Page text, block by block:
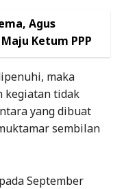
Agus
Ketum PPP
maka
kegiatan tidak
yang dibuat
sembilan
September